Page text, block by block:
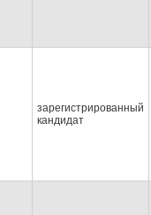
зарегистрированный
кандидат